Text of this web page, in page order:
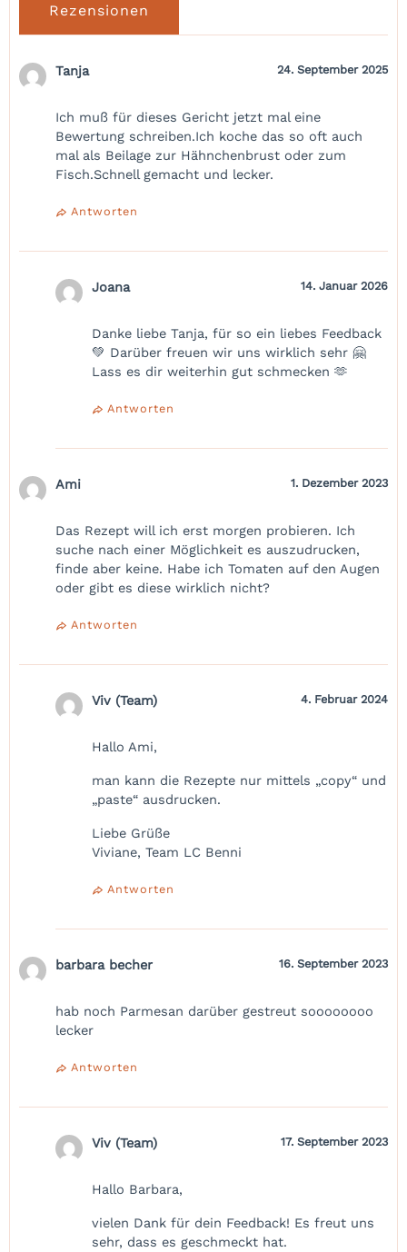
Rezensionen
Tanja 24. September 2025
Ich muß für dieses Gericht jetzt mal eine
Bewertung schreiben.Ich koche das so oft auch
mal als Beilage zur Hähnchenbrust oder zum
Fisch.Schnell gemacht und lecker.
Antworten
Joana 14. Januar 2026
Danke liebe Tanja, für so ein liebes Feedback
💚 Darüber freuen wir uns wirklich sehr 🤗
Lass es dir weiterhin gut schmecken 🫶
Antworten
Ami 1. Dezember 2023
Das Rezept will ich erst morgen probieren. Ich
suche nach einer Möglichkeit es auszudrucken,
finde aber keine. Habe ich Tomaten auf den Augen
oder gibt es diese wirklich nicht?
Antworten
Viv (Team) 4. Februar 2024
Hallo Ami,
man kann die Rezepte nur mittels „copy“ und
„paste“ ausdrucken.
Liebe Grüße
Viviane, Team LC Benni
Antworten
barbara becher 16. September 2023
hab noch Parmesan darüber gestreut soooooooo
lecker
Antworten
Viv (Team) 17. September 2023
Hallo Barbara,
vielen Dank für dein Feedback! Es freut uns
sehr, dass es geschmeckt hat.